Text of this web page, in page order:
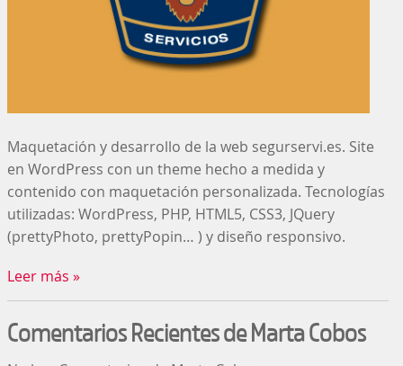
Maquetación y desarrollo de la web segurservi.es. Site
en WordPress con un theme hecho a medida y
contenido con maquetación personalizada. Tecnologías
utilizadas: WordPress, PHP, HTML5, CSS3, JQuery
(prettyPhoto, prettyPopin… ) y diseño responsivo.
Leer más »
Comentarios Recientes de Marta Cobos